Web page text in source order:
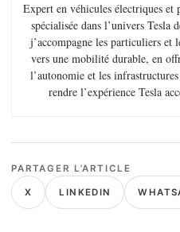
Expert en véhicules électriques et
spécialisée dans l’univers Tesla
j’accompagne les particuliers et
vers une mobilité durable, en
l’autonomie et les
rendre l’expérience Tesla
PARTAGER L’ARTICLE
X LINKEDIN